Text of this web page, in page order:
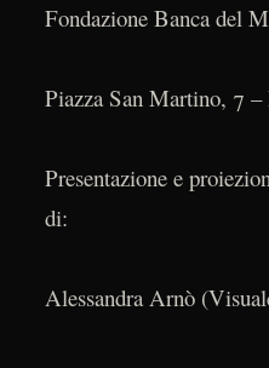
Fondazione Banca del
Piazza San Martino, 7 –
Presentazione e
di:
Alessandra Arnò